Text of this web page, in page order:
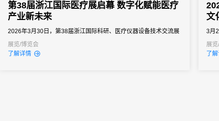
第38届浙江国际医疗展启幕 数字化赋能医疗
产业新未来
2026年3月30日，第38届浙江国际科研、医疗仪器设备技术交流展
览会在杭州国际博览中心正式开幕。本届展会以“新质未来医启共富”
为主题，展览面积达3万平方米，是2026年长三角地区首场省级医
展览/博览会
了解详情
文
3月
车
的
展
了